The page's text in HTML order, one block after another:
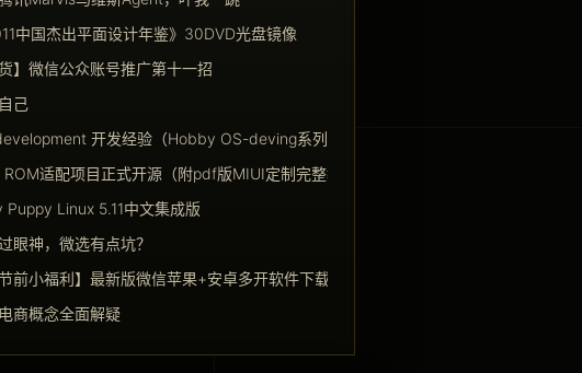
收好
Agent
中国杰出平面设计年鉴》30DVD光盘镜像
货】微信公众账号推广第十一招
己
开发经验（Hobby OS-deving系列译文）
ROM适配项目正式开源（附pdf版MIUI定制完整教程）
Puppy Linux 5.11中文集成版
眼神，微选有点坑？
节前小福利】最新版微信苹果+安卓多开软件下载！
商概念全面解疑